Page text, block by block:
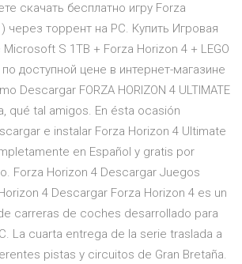
скачать бесплатно игру Forza
через торрент на PC. Купить Игровая
S 1TB + Forza Horizon 4 + LEGO
доступной цене в интернет-магазине
Descargar FORZA HORIZON 4 ULTIMATE
qué tal amigos. En ésta ocasión
e instalar Forza Horizon 4 Ultimate
en Español y gratis por
Forza Horizon 4 Descargar Juegos
4 Descargar Forza Horizon 4 es un
carreras de coches desarrollado para
La cuarta entrega de la serie traslada a
pistas y circuitos de Gran Bretaña.